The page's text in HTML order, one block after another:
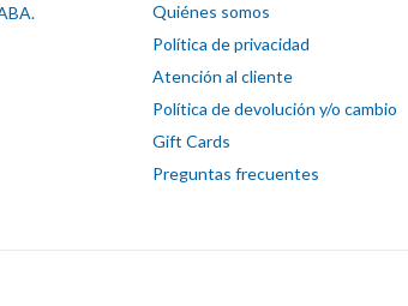
Quiénes somos
Política de privacidad
Atención al cliente
Política de devolución y/o cambio
Gift Cards
Preguntas frecuentes